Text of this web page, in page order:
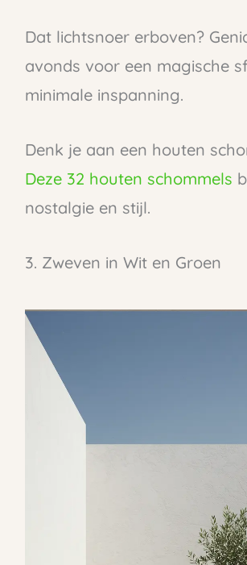
Dat lichtsnoer erboven?
avonds voor een magische
minimale inspanning.
Denk je aan een houten
Deze 32 houten schommels
nostalgie en stijl.
3. Zweven in Wit en Groen